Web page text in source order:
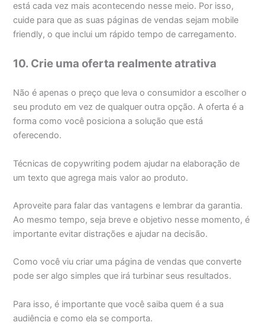
está cada vez mais acontecendo nesse meio. Por isso,
cuide para que as suas páginas de vendas sejam mobile
friendly, o que inclui um rápido tempo de carregamento.
10. Crie uma oferta realmente atrativa
Não é apenas o preço que leva o consumidor a escolher o
seu produto em vez de qualquer outra opção. A oferta é a
forma como você posiciona a solução que está
oferecendo.
Técnicas de copywriting podem ajudar na elaboração de
um texto que agrega mais valor ao produto.
Aproveite para falar das vantagens e lembrar da garantia.
Ao mesmo tempo, seja breve e objetivo nesse momento, é
importante evitar distrações e ajudar na decisão.
Como você viu criar uma página de vendas que converte
pode ser algo simples que irá turbinar seus resultados.
Para isso, é importante que você saiba quem é a sua
audiência e como ela se comporta.